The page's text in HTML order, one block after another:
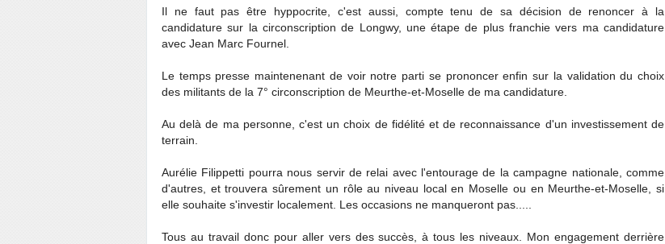
Il ne faut pas être hyppocrite, c'est aussi, compte tenu de sa décision de renoncer à la
candidature sur la circonscription de Longwy, une étape de plus franchie vers ma candidature
avec Jean Marc Fournel.
Le temps presse maintenenant de voir notre parti se prononcer enfin sur la validation du choix
des militants de la 7° circonscription de Meurthe-et-Moselle de ma candidature.
Au delà de ma personne, c'est un choix de fidélité et de reconnaissance d'un investissement de
terrain.
Aurélie Filippetti pourra nous servir de relai avec l'entourage de la campagne nationale, comme
d'autres, et trouvera sûrement un rôle au niveau local en Moselle ou en Meurthe-et-Moselle, si
elle souhaite s'investir localement. Les occasions ne manqueront pas.....
Tous au travail donc pour aller vers des succès, à tous les niveaux. Mon engagement derrière